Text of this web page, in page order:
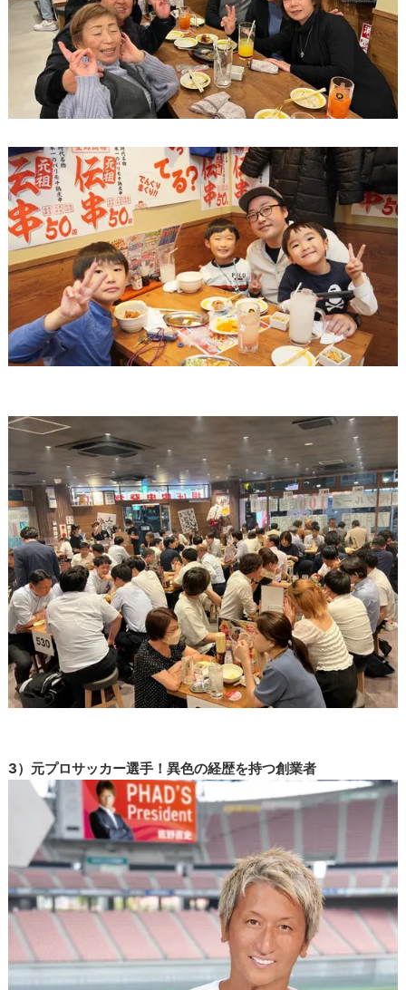
3）元プロサッカー選手！異色の経歴を持つ創業者